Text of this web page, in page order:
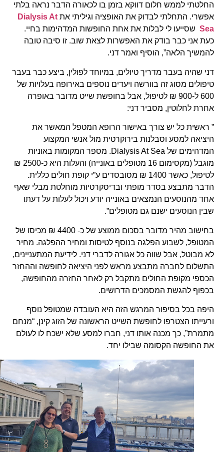
החלטתי לממש חלום דווקא בזמן בו לכאורה הדבר נראה בלתי
אפשרי. התחלתי לבדוק את האופציה וגיליתי אתDialysis At
Seaשסייעו לי לבלות את אחת החופשות המדהימות בחיי.
כעת אני כבר בודק את האפשרות לצאת שוב. זו סיבה טובה
להמשיך הלאה”, הוסיף ואמר דני.
דני שהיה בעבר מדריך טיולים, במיוחד לפולין, ביצע כבר בעבר
טיפולים מסוג זה בוורשה ויעדים נוספים באירופה בעלויות של
600 ל-900 ₪ לטיפול, אבל בחופשת שייט מדובר באופרה
אחרת לחלוטין, מסביר דני:
” ראשית כל יש צורך באישור הרופא המטפל המאשר את
היציאה למסע וסבלנות בירוקרטית מול אנשי המקצוע
המדהימים של Dialysis At Sea. מספר המקומות באוניות
מוגבל (מקסימום 16 מטופלים באונייה) והעלות היא כ-2500 ₪
לטיפול, כאשר 1400 ₪ מסובסדים ע”י קופת חולים כללית.
הדבר מתבצע בסדר מופתי ובדיסקרטיות מוחלטת מבלי שאף
אחד מהנוסעים הנמצאים באונייה יודע ויכול לעלות על דעתו
שבין הנוסעים ישנם גם מטופלים”.
בחישוב מהיר מדובר בסכום ממוצע של כ- 4400 ₪ מכיסו של
המטופל, לשבוע הפלגה בנוסף לטיסות ומחיר ההפלגה. מחיר
לא מבוטל, אבל שווה כל אגורה לדברי דני. לידיעת המתעניינים,
התשלום לחברה מתבצע מראש לפני היציאה לחופשה וההחזר
הכספי מקופת החולים מתקבל רק לאחר החזרה מהחופשה,
בכפוף להגשת המסמכים הדרושים.
היפה בכל בסיפור המרגש הזה היא העובדה שמטופל נוסף
ורעייתו הצטרפו לחופשת השייט הראשונה של הזוג קינן, “מנחם
מתמרת”, כך מכנה אותו דני, חברו למסע שלא ישכח לו לעולם
את החופשה הקסומה שבילו יחד.